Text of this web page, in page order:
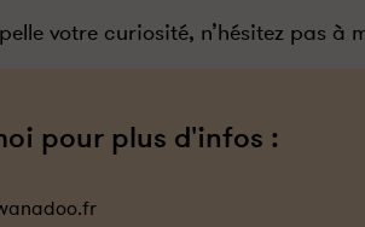
votre curiosité, n’hésitez pas à
pour plus d'infos :